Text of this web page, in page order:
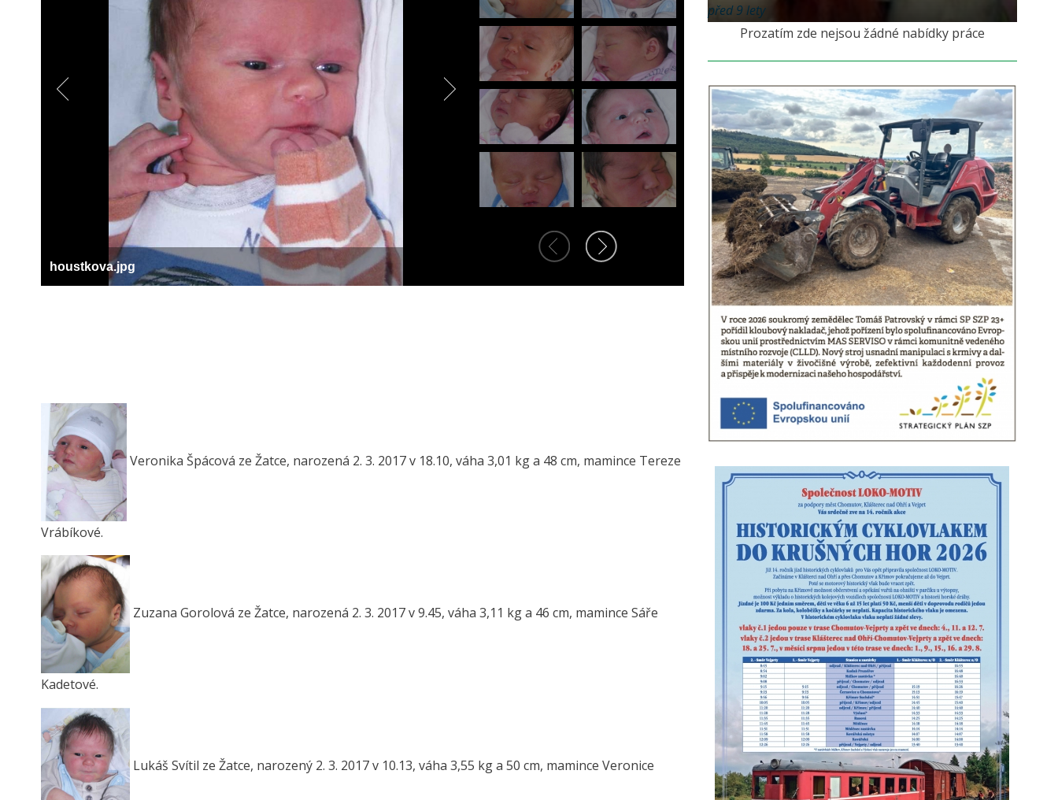
houstkova.jpg
Veronika Špácová ze Žatce, narozená 2. 3. 2017 v 18.10, váha 3,01 kg a 48 cm, mamince Tereze
Vrábíkové.
Zuzana Gorolová ze Žatce, narozená 2. 3. 2017 v 9.45, váha 3,11 kg a 46 cm, mamince Sáře
Kadetové.
Lukáš Svítil ze Žatce, narozený 2. 3. 2017 v 10.13, váha 3,55 kg a 50 cm, mamince Veronice
před 9 lety
Prozatím zde nejsou žádné nabídky práce